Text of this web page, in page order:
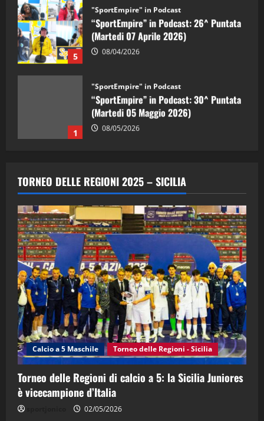
5
"SportEmpire" in Podcast
“SportEmpire” in Podcast: 26^ Puntata
(Martedi 07 Aprile 2026)
08/04/2026
1
"SportEmpire" in Podcast
“SportEmpire” in Podcast: 30^ Puntata
(Martedi 05 Maggio 2026)
08/05/2026
2
“SportEmpire” in Podcast: 29^ Puntata
(Martedi 28 Aprile 2026)
28/04/2026
3
"SportEmpire" in Podcast
“SportEmpire” in Podcast: 28^ Puntata
(Martedi 21 Aprile 2026)
21/04/2026
4
"SportEmpire" in Podcast Sport News
“SportEmpire” in Podcast: 27^ Puntata
(Martedi 14 Aprile 2026)
15/04/2026
"SportEmpire" in Podcast
“SportEmpire” in Podcast: 26^ Puntata
TORNEO DELLE REGIONI 2025 – SICILIA
Calcio a 5 Maschile Torneo delle Regioni - Sicilia
Torneo delle Regioni di calcio a 5: la Sicilia Juniores
è vicecampione d’Italia
02/05/2026